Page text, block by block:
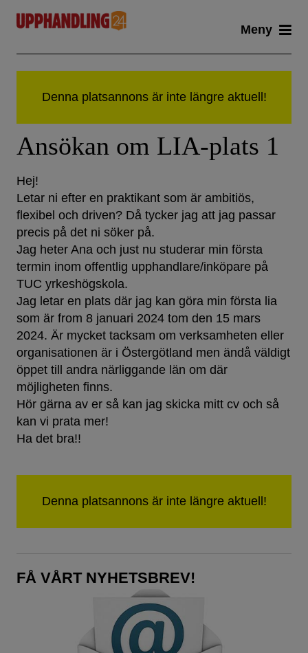
content
Meny
Ansökan om LIA-plats 1
Hej!
Letar ni efter en praktikant som är ambitiös,
flexibel och driven? Då tycker jag att jag passar
precis på det ni söker på.
Jag heter Ana och just nu studerar min första
termin inom offentlig upphandlare/inköpare på
TUC yrkeshögskola.
Jag letar en plats där jag kan göra min första lia
som är from 8 januari 2024 tom den 15 mars
2024. Är mycket tacksam om verksamheten eller
organisationen är i Östergötland men ändå väldigt
öppet till andra närliggande län om där
möjligheten finns.
Hör gärna av er så kan jag skicka mitt cv och så
kan vi prata mer!
Ha det bra!!
FÅ VÅRT NYHETSBREV!